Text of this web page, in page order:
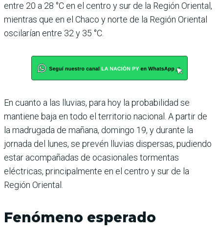
entre 20 a 28 °C en el centro y sur de la Región Oriental,
mientras que en el Chaco y norte de la Región Oriental
oscilarían entre 32 y 35 °C.
En cuanto a las lluvias, para hoy la probabilidad se
mantiene baja en todo el territorio nacional. A partir de
la madrugada de mañana, domingo 19, y durante la
jornada del lunes, se prevén lluvias dispersas, pudiendo
estar acompañadas de ocasionales tormentas
eléctricas, principalmente en el centro y sur de la
Región Oriental.
Fenómeno esperado